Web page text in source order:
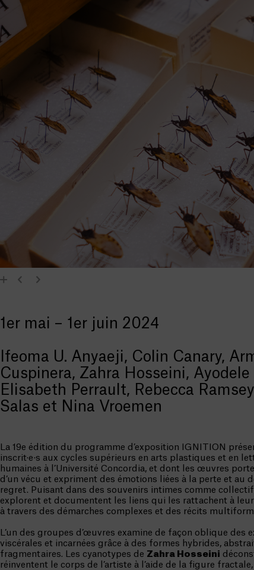
1er mai – 1er juin 2024
Ifeoma U. Anyaeji, Colin Canary,
Cuspinera, Zahra Hosseini,
Elisabeth Perrault, Rebecca
Salas et Nina Vroemen
La 19e édition du programme d’exposition IGNITION
inscrit·e·s aux cycles supérieurs en arts plastiques et en
humaines à l’Université Concordia, et dont les œuvres
d’un vécu et expriment des émotions liées à la perte et au
regret. Puisant dans des souvenirs intimes comme
explorent et documentent les liens qui les rattachent à
à travers des démarches complexes et des récits
L’un des groupes d’œuvres examine de façon oblique des
viscérales et incarnées grâce à des formes hybrides,
fragmentaires. Les cyanotypes de Zahra Hosseini
réinventent le corps de l’artiste à l’aide de la figure